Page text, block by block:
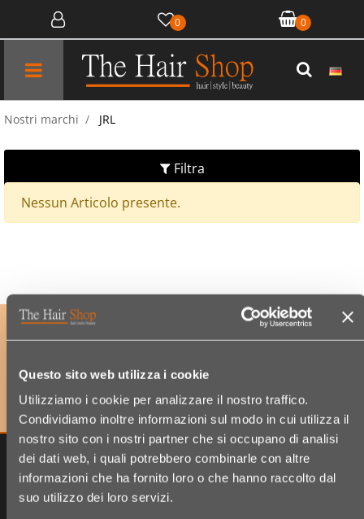
Questo sito web utilizza i cookie
Utilizziamo i cookie per analizzare il nostro traffico.
Condividiamo inoltre informazioni sul modo in cui utilizza il
nostro sito con i nostri partner che si occupano di analisi
dei dati web, i quali potrebbero combinarle con altre
informazioni che ha fornito loro o che hanno raccolto dal
suo utilizzo dei loro servizi.
0 0
Open menu
Nostri marchi JRL
Filtra
Nessun Articolo presente.
ISCRIVITI ALLA NOSTRA NEWSLETTER
le ultime novità!